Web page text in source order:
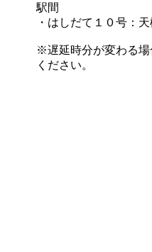
駅間
・はしだて１０号：
※遅延時分が変わる
ください。